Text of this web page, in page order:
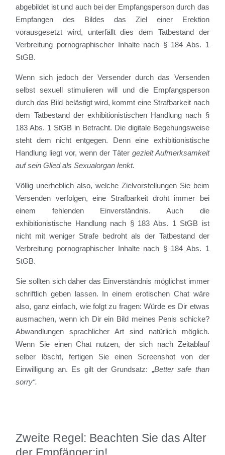
abgebildet ist und auch bei der Empfangsperson durch das
Empfangen des Bildes das Ziel einer Erektion
vorausgesetzt wird, unterfällt dies dem Tatbestand der
Verbreitung pornographischer Inhalte nach § 184 Abs. 1
StGB.
Wenn sich jedoch der Versender durch das Versenden
selbst sexuell stimulieren will und die Empfangsperson
durch das Bild belästigt wird, kommt eine Strafbarkeit nach
dem Tatbestand der exhibitionistischen Handlung nach §
183 Abs. 1 StGB in Betracht. Die digitale Begehungsweise
steht dem nicht entgegen. Denn eine exhibitionistische
Handlung liegt vor, wenn der Täter gezielt Aufmerksamkeit
auf sein Glied als Sexualorgan lenkt.
Völlig unerheblich also, welche Zielvorstellungen Sie beim
Versenden verfolgen, eine Strafbarkeit droht immer bei
einem fehlenden Einverständnis. Auch die
exhibitionistische Handlung nach § 183 Abs. 1 StGB ist
nicht mit weniger Strafe bedroht als der Tatbestand der
Verbreitung pornographischer Inhalte nach § 184 Abs. 1
StGB.
Sie sollten sich daher das Einverständnis möglichst immer
schriftlich geben lassen. In einem erotischen Chat wäre
also, ganz einfach, wie folgt zu fragen: Würde es Dir etwas
ausmachen, wenn ich Dir ein Bild meines Penis schicke?
Abwandlungen sprachlicher Art sind natürlich möglich.
Wenn Sie einen Chat nutzen, der sich nach Zeitablauf
selber löscht, fertigen Sie einen Screenshot von der
Einwilligung an. Es gilt der Grundsatz: „Better safe than
sorry“.
Zweite Regel: Beachten Sie das Alter